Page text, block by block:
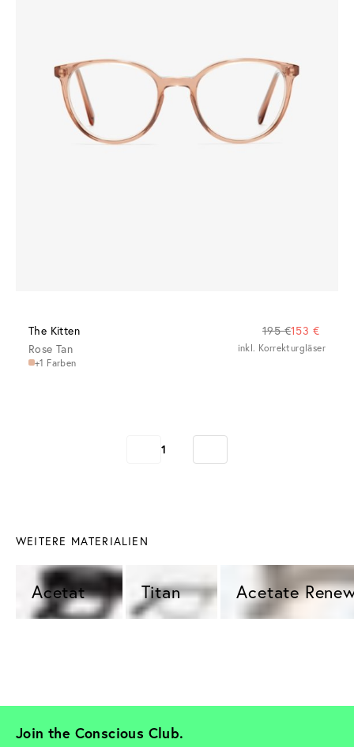
The Kitten 195 €153 €
Rose Tan
+1 Farben
inkl. Korrekturgläser
1
WEITERE MATERIALIEN
Acetat Titan Acetate
Join the Conscious Club.